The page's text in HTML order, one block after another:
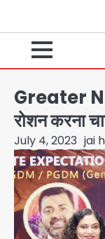
Greater
रोशन करना
July 4, 2023 jai